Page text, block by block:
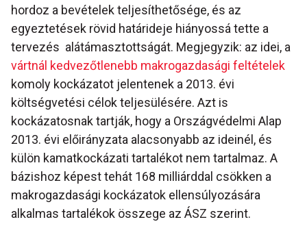
hordoz a bevételek teljesíthetősége, és az
egyeztetések rövid határideje hiányossá tette a
tervezés alátámasztottságát. Megjegyzik: az idei, a
vártnál kedvezőtlenebb makrogazdasági feltételek
komoly kockázatot jelentenek a 2013. évi
költségvetési célok teljesülésére. Azt is
kockázatosnak tartják, hogy a Országvédelmi Alap
2013. évi előirányzata alacsonyabb az ideinél, és
külön kamatkockázati tartalékot nem tartalmaz. A
bázishoz képest tehát 168 milliárddal csökken a
makrogazdasági kockázatok ellensúlyozására
alkalmas tartalékok összege az ÁSZ szerint.